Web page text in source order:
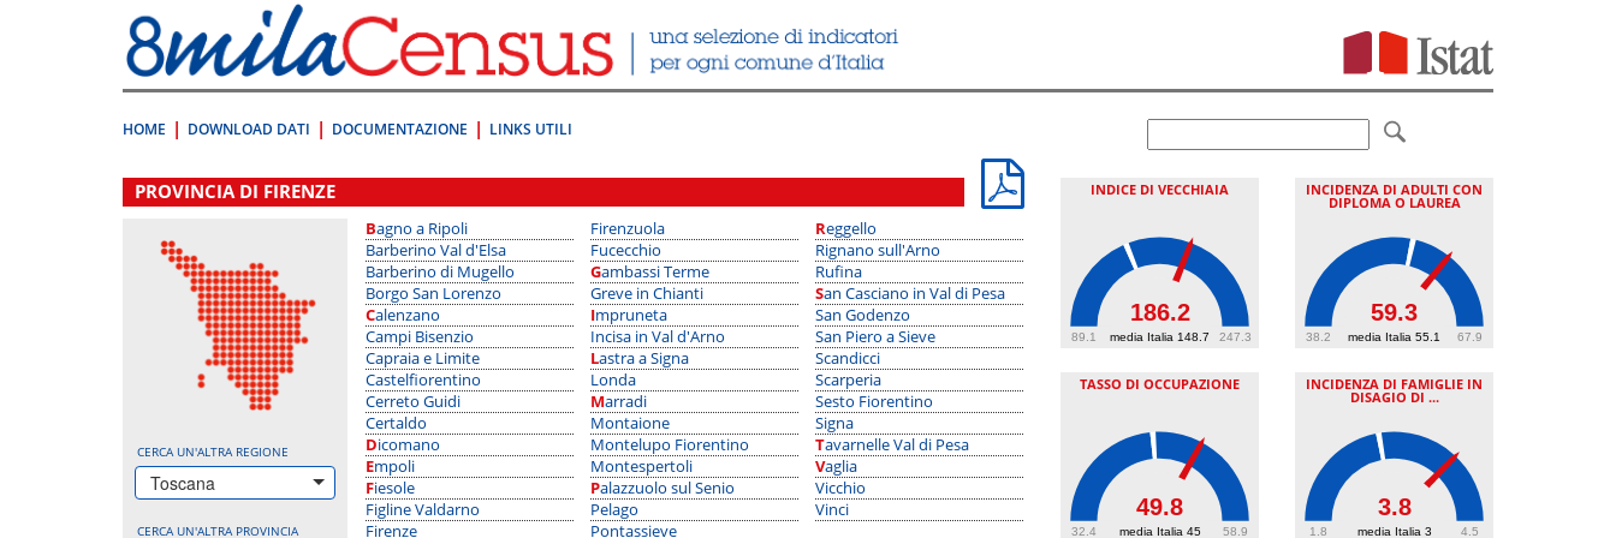
direttamente
a:
Contenuto
HOME DOWNLOAD DATI DOCUMENTAZIONE LINKS UTILI
.
PROVINCIA DI FIRENZE
CERCA UN'ALTRA REGIONE
Toscana
CERCA UN'ALTRA PROVINCIA
Bagno a Ripoli
Barberino Val d'Elsa
Barberino di Mugello
Borgo San Lorenzo
Calenzano
Campi Bisenzio
Capraia e Limite
Castelfiorentino
Cerreto Guidi
Certaldo
Dicomano
Empoli
Fiesole
Figline Valdarno
Firenze
Firenzuola
Fucecchio
Gambassi Terme
Greve in Chianti
Impruneta
Incisa in Val d'Arno
Lastra a Signa
Londa
Marradi
Montaione
Montelupo Fiorentino
Montespertoli
Palazzuolo sul Senio
Pelago
Pontassieve
Reggello
Rignano sull'Arno
Rufina
San Casciano in Val di Pesa
San Godenzo
San Piero a Sieve
Scandicci
Scarperia
Sesto Fiorentino
Signa
Tavarnelle Val di Pesa
Vaglia
Vicchio
Vinci
INDICE DI VECCHIAIA
media Italia 148.7
186.2
89.1 247.3
INCIDENZA DI ADULTI CON
DIPLOMA O LAUREA
media Italia 55.1
59.3
38.2 67.9
TASSO DI OCCUPAZIONE
media Italia 45
49.8
32.4 58.9
INCIDENZA DI FAMIGLIE IN
DISAGIO DI ...
media Italia 3
3.8
1.8 4.5